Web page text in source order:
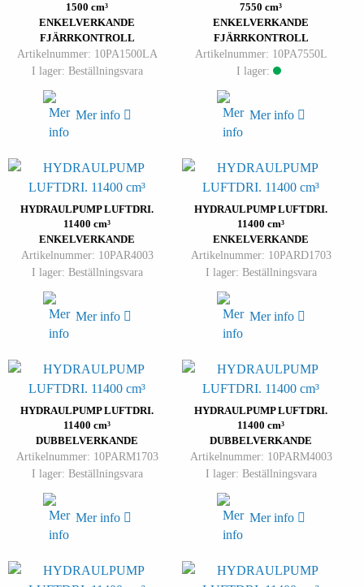
1500 cm³
ENKELVERKANDE
FJÄRRKONTROLL
Artikelnummer: 10PA1500LA
I lager: Beställningsvara
Mer info
7550 cm³
ENKELVERKANDE
FJÄRRKONTROLL
Artikelnummer: 10PA7550L
I lager:
Mer info
HYDRAULPUMP LUFTDRI.
11400 cm³
ENKELVERKANDE
Artikelnummer: 10PAR4003
I lager: Beställningsvara
Mer info
HYDRAULPUMP LUFTDRI.
11400 cm³
ENKELVERKANDE
Artikelnummer: 10PARD1703
I lager: Beställningsvara
Mer info
HYDRAULPUMP LUFTDRI.
11400 cm³
DUBBELVERKANDE
Artikelnummer: 10PARM1703
I lager: Beställningsvara
Mer info
HYDRAULPUMP LUFTDRI.
11400 cm³
DUBBELVERKANDE
Artikelnummer: 10PARM4003
I lager: Beställningsvara
Mer info